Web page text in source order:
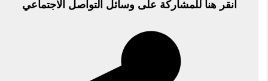
انقر هنا للمشاركة على وسائل التواصل الاجتماعي